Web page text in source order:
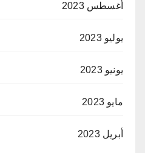
أغسطس 2023
يوليو 2023
يونيو 2023
مايو 2023
أبريل 2023